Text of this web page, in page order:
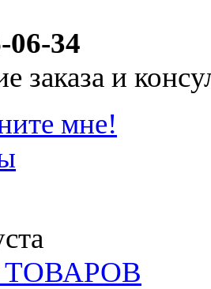
06-34
заказа и
мне!